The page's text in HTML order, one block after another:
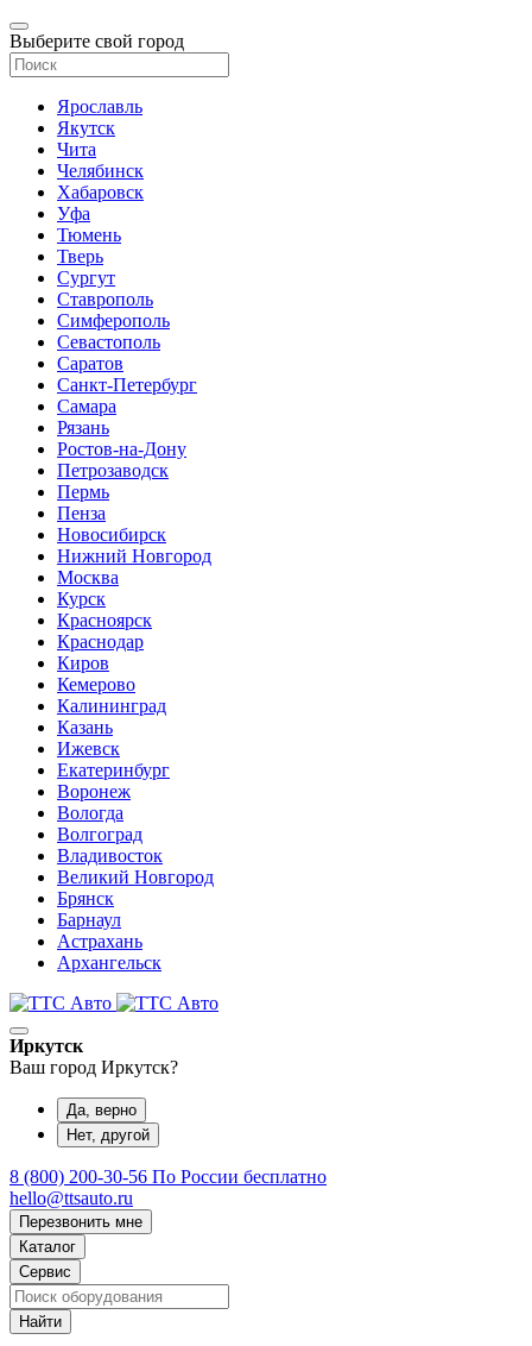
Выберите свой город
Ярославль
Якутск
Чита
Челябинск
Хабаровск
Уфа
Тюмень
Тверь
Сургут
Ставрополь
Симферополь
Севастополь
Саратов
Санкт-Петербург
Самара
Рязань
Ростов-на-Дону
Петрозаводск
Пермь
Пенза
Новосибирск
Нижний Новгород
Москва
Курск
Красноярск
Краснодар
Киров
Кемерово
Калининград
Казань
Ижевск
Екатеринбург
Воронеж
Вологда
Волгоград
Владивосток
Великий Новгород
Брянск
Барнаул
Астрахань
Архангельск
Иркутск
Ваш город Иркутск?
Да, верно
Нет, другой
8 (800) 200-30-56 По России бесплатно
hello@ttsauto.ru
Перезвонить мне
Каталог
Сервис